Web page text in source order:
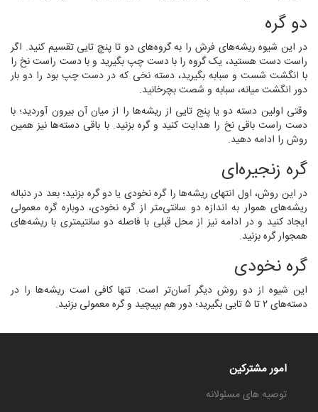
دو گره
در این شیوه ریشه‌های فرش را به گروه‌های دو تا پنچ تایی تقسیم کنید. اگر
راست دست هستید، یک گروه را با دست چپ بگیرید و با دست راست نخ را
با انگشت شست و سبابه بگیرید، دسته نخی که در دست چپ بود را دو بار
دور انگشت میانه، سبابه و شصت بچرخانید.
وقتی اولین دسته دو یا پنج تایی از ریشه‌ها را از میان آن بیرون آوردید؛ با
دست راست باقی نخ را هدایت کنید و گره بزنید. با باقی دسته‌ها نیز همین
روش را ادامه دهید.
گره زنجیره‌ای
در این روش، اول انتهای ریشه‌ها را گره نخودی یا دو گره بزنید؛ بعد در دنباله
ریشه‌های هموار به اندازه دو سانتی‌متر از گره نخودی، دوباره گره معمولی
ایجاد کنید و در ادامه نیز از محل قبلی با فاصله دو سانتیمتری با ریشه‌های
همجوار گره بزنید.
گره نخودی
این شیوه از دو روش دیگر آسان‌تر است. تنها کافی است ریشه‌ها را در
دسته‌های ۲ تا ۵ تایی بگیرید؛ دور هم بپیچید و گره معمولی بزنید.
امور مشترکین
توصیه های مسئولانه